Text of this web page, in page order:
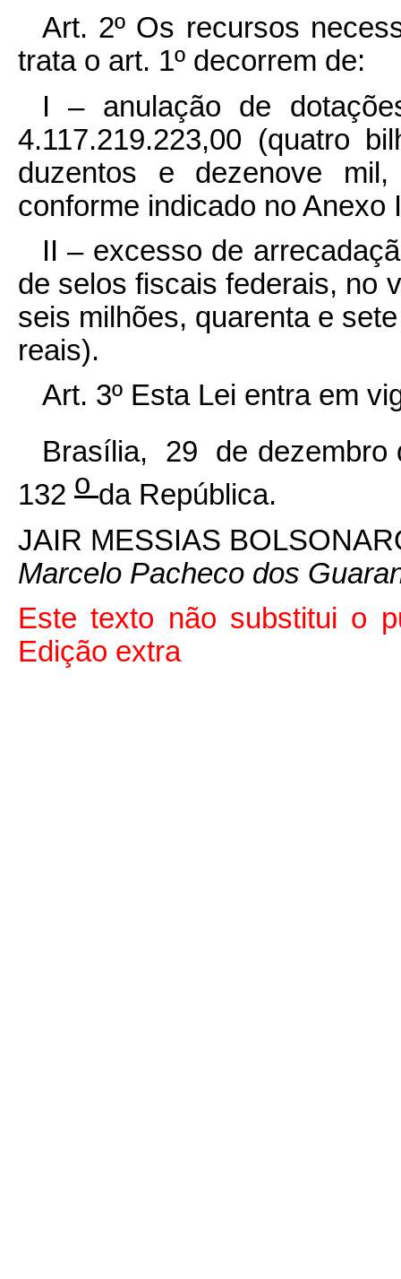
Art. 2º Os recursos
trata o art. 1º decorrem de:
I – anulação de
4.117.219.223,00 (quatro
duzentos e dezenove
conforme indicado no Anexo
II – excesso de
de selos fiscais federais, no
seis milhões, quarenta e
reais).
Art. 3º Esta Lei entra em
Brasília, 29 de dezembro
132 o da República.
JAIR MESSIAS
Marcelo Pacheco dos
Este texto não substitui o
Edição extra